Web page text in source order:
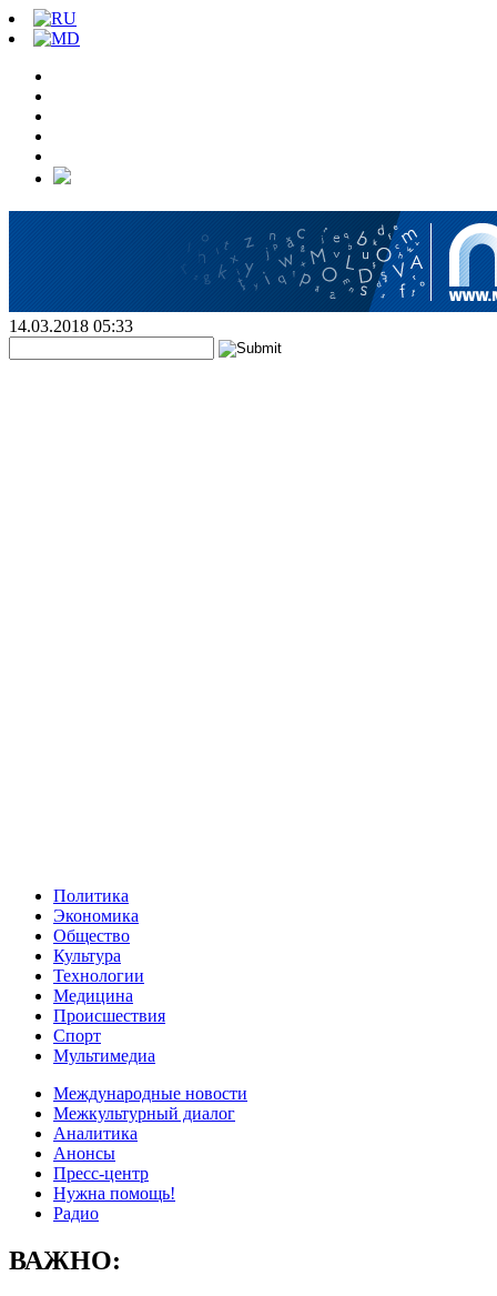
14.03.2018 05:33
Политика
Экономика
Общество
Культура
Технологии
Медицина
Происшествия
Спорт
Мультимедиа
Международные новости
Межкультурный диалог
Аналитика
Анонсы
Пресс-центр
Нужна помощь!
Радио
ВАЖНО: